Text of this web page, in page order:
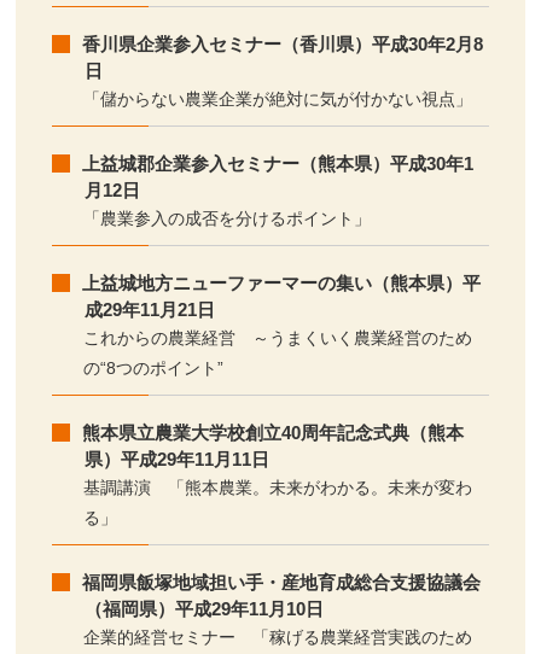
香川県企業参入セミナー（香川県）平成30年2月8
日
「儲からない農業企業が絶対に気が付かない視点」
上益城郡企業参入セミナー（熊本県）平成30年1
月12日
「農業参入の成否を分けるポイント」
上益城地方ニューファーマーの集い（熊本県）平
成29年11月21日
これからの農業経営 ～うまくいく農業経営のため
の“8つのポイント”
熊本県立農業大学校創立40周年記念式典（熊本
県）平成29年11月11日
基調講演 「熊本農業。未来がわかる。未来が変わ
る」
福岡県飯塚地域担い手・産地育成総合支援協議会
（福岡県）平成29年11月10日
企業的経営セミナー 「稼げる農業経営実践のため